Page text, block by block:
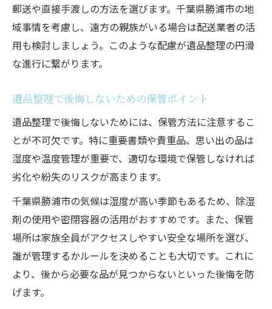
郵送や直接手渡しの方法を選びます。千葉県勝浦市の地
域事情を考慮し、遠方の親族がいる場合は配送業者の活
用も検討しましょう。このような配慮が遺品整理の円滑
な進行に繋がります。
遺品整理で後悔しないための保管ポイント
遺品整理で後悔しないためには、保管方法に注意するこ
とが不可欠です。特に重要書類や貴重品、思い出の品は
湿度や温度管理が重要で、適切な環境で保管しなければ
劣化や紛失のリスクが高まります。
千葉県勝浦市の気候は湿度が高い季節もあるため、除湿
剤の使用や密閉容器の活用がおすすめです。また、保管
場所は家族全員がアクセスしやすい安全な場所を選び、
誰が管理するかルールを決めることも大切です。これに
より、後から必要な品が見つからないといった後悔を防
げます。